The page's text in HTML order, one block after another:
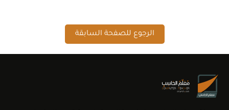
الرجوع للصفحة السابقة